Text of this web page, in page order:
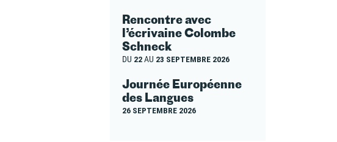
Rencontre avec
l’écrivaine Colombe
Schneck
DU 22AU 23 SEPTEMBRE 2026
Journée Européenne
des Langues
26 SEPTEMBRE 2026